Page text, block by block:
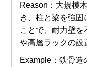
Reason：大規模
き、柱と梁を強
ことで、耐力壁
や高層ラックの設
Example：鉄骨造